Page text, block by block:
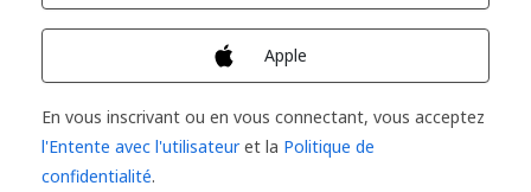
Apple
En vous inscrivant ou en vous connectant, vous acceptez
l'Entente avec l'utilisateuret la Politique de
confidentialité.